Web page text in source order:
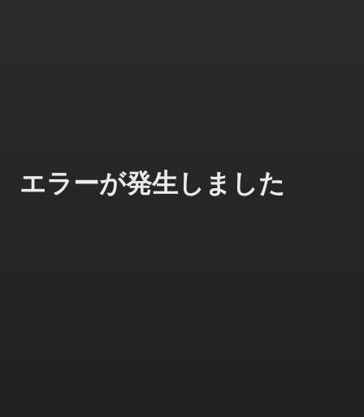
エラーが発生しました